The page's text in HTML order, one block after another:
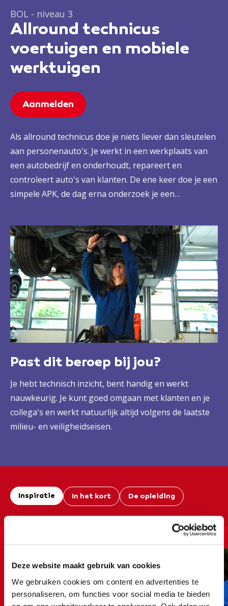
Deze website maakt gebruik van cookies
We gebruiken cookies om content en advertenties te
personaliseren, om functies voor social media te bieden
BOL - niveau 3
Allround technicus
voertuigen en mobiele
werktuigen
Aanmelden
Als allround technicus doe je niets liever dan sleutelen
aan personenauto's. Je werkt in een werkplaats van
een autobedrijf en onderhoudt, repareert en
controleert auto's van klanten. De ene keer doe je een
simpele APK, de dag erna onderzoek je een
geeft klanten advies. Dat doe je samen met je
collega's, volgens een vaste werkwijze. Met jou in een
leidende rol. Zo ben jij een belangrijke schakel voor je
bedrijf en de klant.
Past dit beroep bij jou?
Je hebt technisch inzicht, bent handig en werkt
nauwkeurig. Je kunt goed omgaan met klanten en je
collega's en werkt natuurlijk altijd volgens de laatste
milieu- en veiligheidseisen.
Inspiratie In het kort De opleiding